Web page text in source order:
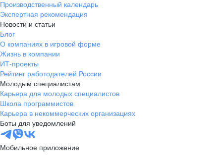
Производственный календарь
Экспертная рекомендация
Новости и статьи
Блог
О компаниях в игровой форме
Жизнь в компании
ИТ-проекты
Рейтинг работодателей России
Молодым специалистам
Карьера для молодых специалистов
Школа программистов
Карьера в некоммерческих организациях
Боты для уведомлений
Мобильное приложение